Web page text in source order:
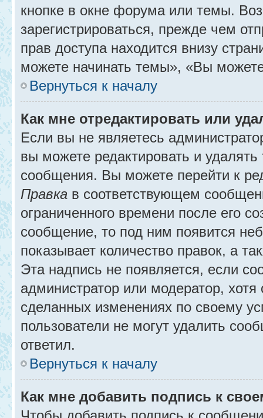
кнопке в окне форума или темы.
зарегистрироваться, прежде чем
прав доступа находится внизу
можете начинать темы», «Вы
Вернуться к началу
Как мне отредактировать или
Если вы не являетесь
вы можете редактировать и
сообщения. Вы можете перейти к
Правка в соответствующем
ограниченного времени после его
сообщение, то под ним появится
показывает количество правок, а
Эта надпись не появляется, если
администратор или модератор,
сделанных изменениях по своему
пользователи не могут удалить
ответил.
Вернуться к началу
Как мне добавить подпись к